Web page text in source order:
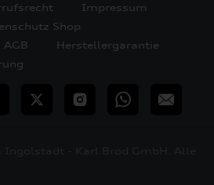
Impressum
Shop
AGB
Herstellergarantie
Twitter InstagramWhatsApp
E-
Ingolstadt - Karl Brod GmbH. Alle